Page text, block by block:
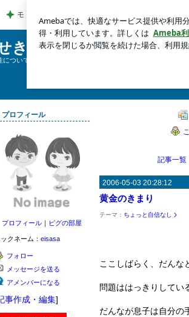
モト冬樹 自画自賛した手作り夕食
きらら性教育
について明るくまじめに話したい。 そんな会話を通して、新
プロフィール
プロフィール ｜ ピグの部屋
ックネーム： eisasa
フォロー
メッセージを送る
アメンバーになる
事作成・編集]
記事一覧
2006-05-03 20:28:12
黄金のきまり
テーマ： ちょっと自信なし
ここしばらく、だんな
問題ははっきりしてい
だんなが息子は自分の